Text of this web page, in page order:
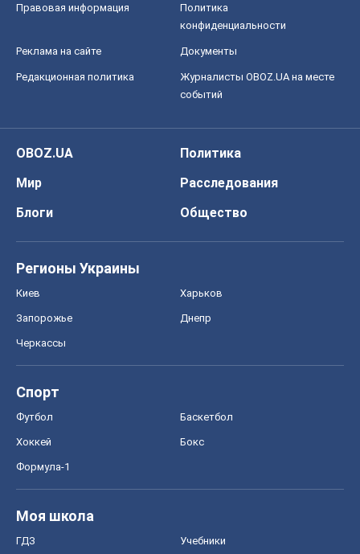
Правовая информация
Политика
конфиденциальности
Реклама на сайте Документы
Редакционная политика
Журналисты OBOZ.UA на месте
событий
OBOZ.UA
Политика
Мир
Расследования
Блоги
Общество
Регионы Украины
Киев Харьков
Запорожье Днепр
Черкассы
Спорт
Футбол Баскетбол
Хоккей Бокс
Формула-1
Моя школа
ГДЗ Учебники